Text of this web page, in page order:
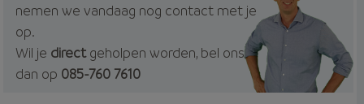
nemen we vandaag nog contact met je
op.
Wil je directgeholpen worden, bel ons
dan op 085-760 7610